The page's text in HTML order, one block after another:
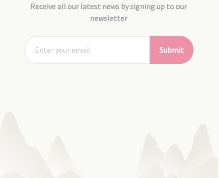
Receive all our latest news by signing up to our
newsletter
Submit